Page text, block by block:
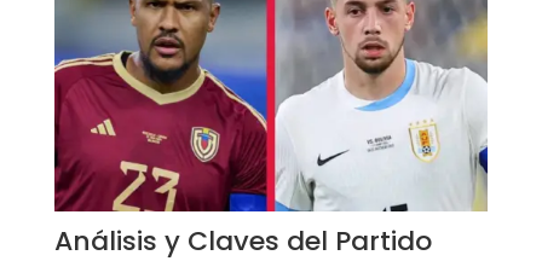
Análisis y Claves del Partido